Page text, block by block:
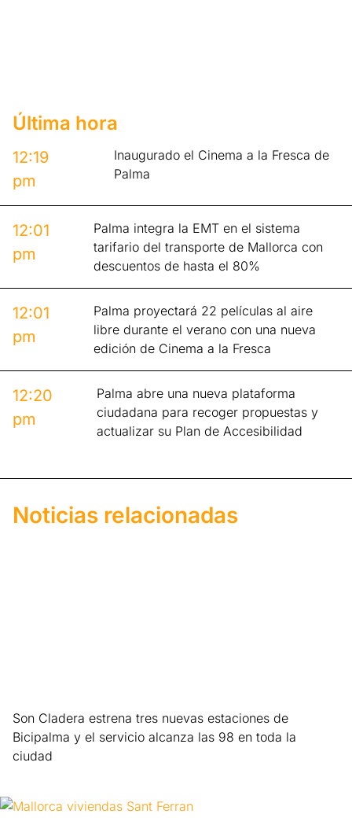
Última hora
12:19
pm
Inaugurado el Cinema a la Fresca de
Palma
12:01
pm
Palma integra la EMT en el sistema
tarifario del transporte de Mallorca con
descuentos de hasta el 80%
12:01
pm
Palma proyectará 22 películas al aire
libre durante el verano con una nueva
edición de Cinema a la Fresca
12:20
pm
Palma abre una nueva plataforma
ciudadana para recoger propuestas y
actualizar su Plan de Accesibilidad
Noticias relacionadas
Son Cladera estrena tres nuevas estaciones de
Bicipalma y el servicio alcanza las 98 en toda la
ciudad